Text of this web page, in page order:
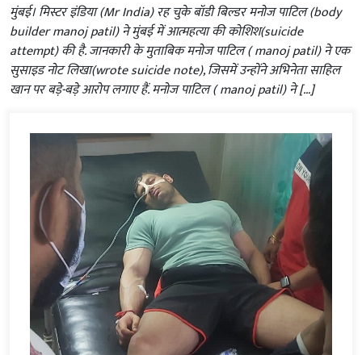
मुंबई। मिस्टर इंडिया (Mr India) रह चुके बॉडी बिल्डर मनोज पाटिल (body
builder manoj patil) ने मुंबई में आत्महत्या की कोशिश(suicide
attempt) की है. जानकारी के मुताबिक मनोज पाटिल ( manoj patil) ने एक
सुसाइड नोट लिखा(wrote suicide note), जिसमें उन्होंने अभिनेता साहिल
खान पर बड़े-बड़े आरोप लगाए हैं. मनोज पाटिल ( manoj patil) ने […]